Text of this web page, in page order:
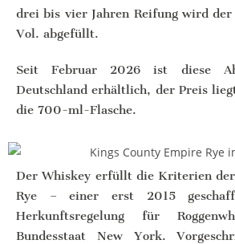
drei bis vier Jahren Reifung wird
Vol. abgefüllt.
Seit Februar 2026 ist diese
Deutschland erhältlich, der Preis
die 700-ml-Flasche.
Der Whiskey erfüllt die Kriterien
Rye – einer erst 2015
Herkunftsregelung für
Bundesstaat New York.